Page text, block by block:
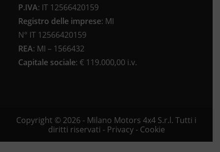
P.IVA: IT 12566420159
Registro delle imprese: MI
N° IT 12566420159
REA: MI – 1566432
Capitale sociale: € 119.000,00 i.v.
Copyright © 2026 - Milano Motors 4x4 S.r.l. Tutti i
diritti riservati - Privacy- Cookie